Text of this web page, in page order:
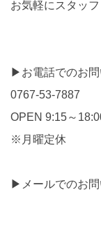
お気軽にスタッ
▶お電話でのお
0767-53-7887
OPEN 9:15～
※月曜定休
▶メールでのお